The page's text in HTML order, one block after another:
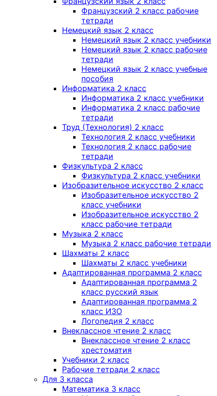
Французский 2 класс рабочие
тетради
Немецкий язык 2 класс
Немецкий язык 2 класс учебники
Немецкий язык 2 класс рабочие
тетради
Немецкий язык 2 класс учебные
пособия
Информатика 2 класс
Информатика 2 класс учебники
Информатика 2 класс рабочие
тетради
Труд (Технология) 2 класс
Технология 2 класс учебники
Технология 2 класс рабочие
тетради
Физкультура 2 класс
Физкультура 2 класс учебники
Изобразительное искусство 2 класс
Изобразительное искусство 2
класс учебники
Изобразительное искусство 2
класс рабочие тетради
Музыка 2 класс
Музыка 2 класс рабочие тетради
Шахматы 2 класс
Шахматы 2 класс учебники
Адаптированная программа 2 класс
Адаптированная программа 2
класс русский язык
Адаптированная программа 2
класс ИЗО
Логопедия 2 класс
Внеклассное чтение 2 класс
Внеклассное чтение 2 класс
хрестоматия
Учебники 2 класс
Рабочие тетради 2 класс
Для 3 класса
Математика 3 класс